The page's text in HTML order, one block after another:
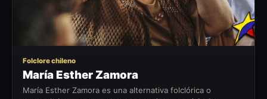
Folclore chileno
María Esther Zamora
María Esther Zamora es una alternativa folclórica o